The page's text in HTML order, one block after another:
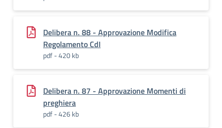
Delibera n. 88 - Approvazione Modifica
Regolamento CdI
pdf - 420 kb
Delibera n. 87 - Approvazione Momenti di
preghiera
pdf - 426 kb